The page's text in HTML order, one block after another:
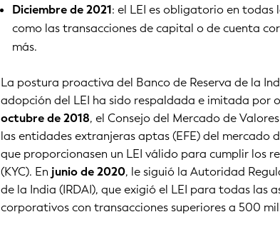
Diciembre de 2021: el LEI es obligatorio en
como las transacciones de capital o de cuenta
más.
La postura proactiva del Banco de Reserva de la
adopción del LEI ha sido respaldada e imitada por
octubre de 2018, el Consejo del Mercado de
las entidades extranjeras aptas (EFE) del mercado
que proporcionasen un LEI válido para cumplir los
(KYC). En junio de 2020, le siguió la Autoridad
de la India (IRDAI), que exigió el LEI para todas las
corporativos con transacciones superiores a 500